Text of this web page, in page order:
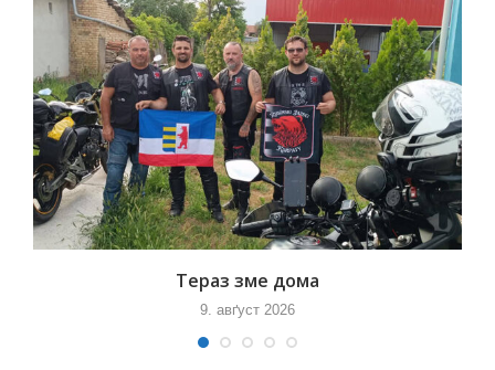
Тераз зме дома
9. авґуст 2026